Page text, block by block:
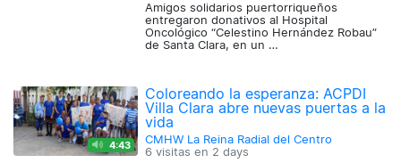
Amigos solidarios puertorriqueños
entregaron donativos al Hospital
Oncológico “Celestino Hernández Robau”
de Santa Clara, en un …
4:43
Coloreando la esperanza: ACPDI
Villa Clara abre nuevas puertas a la
vida
CMHW La Reina Radial del Centro
6 visitas en 2 days